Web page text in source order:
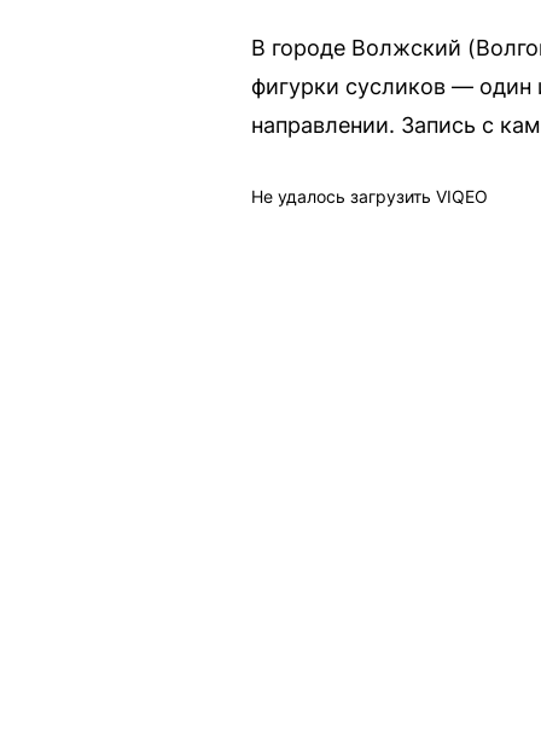
В городе Волжский
фигурки сусликов — один
направлении. Запись с
Не удалось загрузить VIQEO